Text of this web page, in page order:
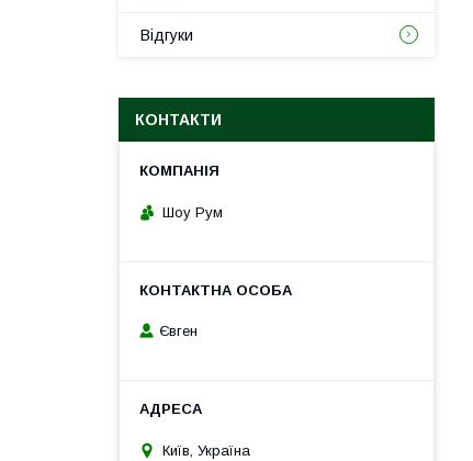
Відгуки
КОНТАКТИ
Шоу Рум
Євген
Київ, Україна